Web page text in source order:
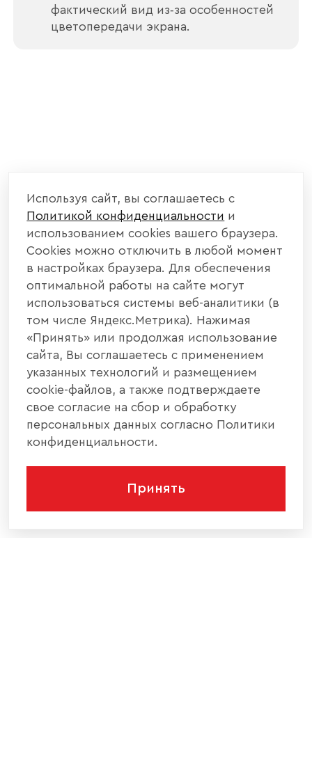
фактический вид из‑за особенностей
цветопередачи экрана.
Используя сайт, вы соглашаетесь с
Политикой конфиденциальности и
использованием cookies вашего браузера.
Cookies можно отключить в любой момент
в настройках браузера. Для обеспечения
оптимальной работы на сайте могут
использоваться системы веб-аналитики (в
том числе Яндекс.Метрика). Нажимая
«Принять» или продолжая использование
сайта, Вы соглашаетесь с применением
указанных технологий и размещением
cookie-файлов, а также подтверждаете
свое согласие на сбор и обработку
персональных данных согласно Политики
конфиденциальности.
Принять